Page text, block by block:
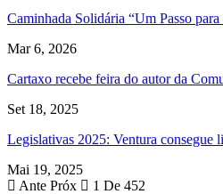
Caminhada Solidária “Um Passo para
Mar 6, 2026
Cartaxo recebe feira do autor da
Set 18, 2025
Legislativas 2025: Ventura consegue
Mai 19, 2025
Ante Próx 1 De 452